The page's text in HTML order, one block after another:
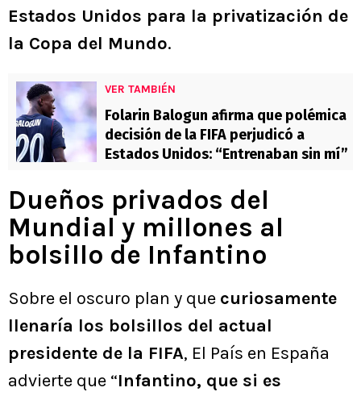
Estados Unidos para la privatización de
la Copa del Mundo.
VER TAMBIÉN
Folarin Balogun afirma que polémica
decisión de la FIFA perjudicó a
Estados Unidos: “Entrenaban sin mí”
Dueños privados del
Mundial y millones al
bolsillo de Infantino
Sobre el oscuro plan y que curiosamente
llenaría los bolsillos del actual
presidente de la FIFA, El País en España
advierte que “Infantino, que si es